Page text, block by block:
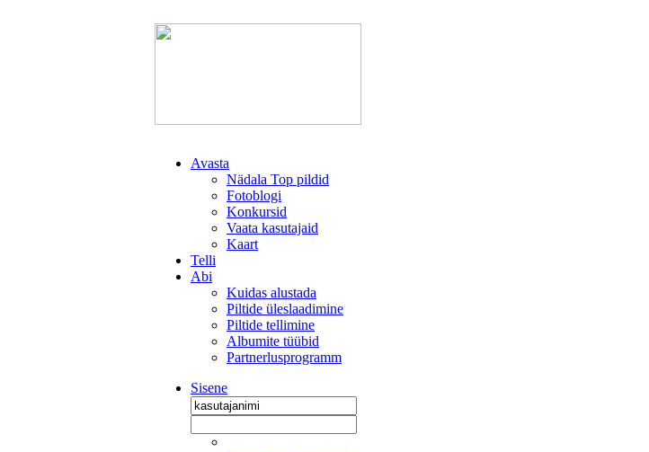
Avasta
Nädala Top pildid
Fotoblogi
Konkursid
Vaata kasutajaid
Kaart
Telli
Abi
Kuidas alustada
Piltide üleslaadimine
Piltide tellimine
Albumite tüübid
Partnerlusprogramm
Sisene